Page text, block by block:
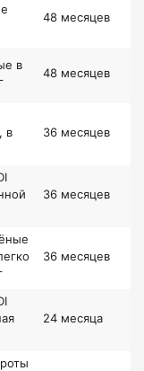
48 месяцев
в
48 месяцев
в
36 месяцев
36 месяцев
36 месяцев
24 месяца